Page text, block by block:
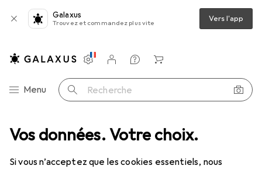
Vos données. Votre choix.
Si vous n’acceptez que les cookies essentiels, nous
Galaxus
Trouvez et commandez plus vite Vers l'app
Navigation par catégorie
Menu Recherche
Paramètres
Compte client
Listes de comparaison
Listes d'envies
Panier
bain Accessoires de bain + accessoires de douche
Bouchon